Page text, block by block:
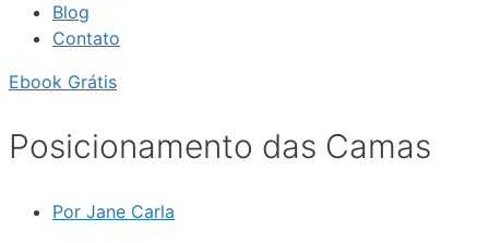
Blog
Contato
Ebook Grátis
Posicionamento das Camas
Por Jane Carla